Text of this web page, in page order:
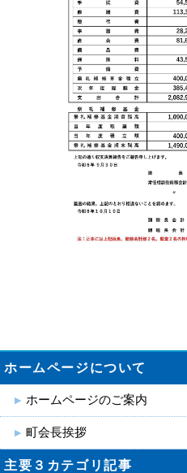
ホームページについて
ホームページのご案内
町会長挨拶
主要３カテゴリ記事